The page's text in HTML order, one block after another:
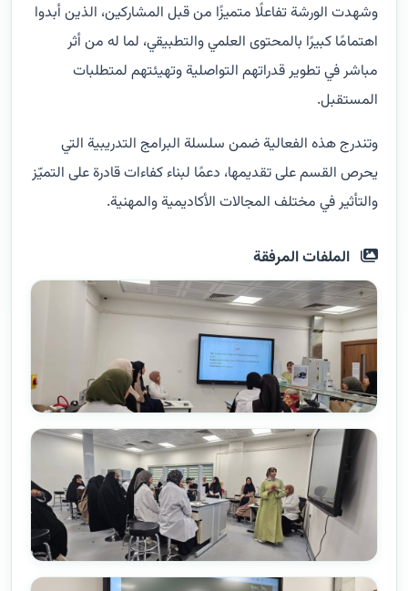
وشهدت الورشة تفاعلًا متميزًا من قبل المشاركين، الذين أبدوا
اهتمامًا كبيرًا بالمحتوى العلمي والتطبيقي، لما له من أثر
مباشر في تطوير قدراتهم التواصلية وتهيئتهم لمتطلبات
المستقبل.
وتندرج هذه الفعالية ضمن سلسلة البرامج التدريبية التي
يحرص القسم على تقديمها، دعمًا لبناء كفاءات قادرة على التميّز
والتأثير في مختلف المجالات الأكاديمية والمهنية.
الملفات المرفقة